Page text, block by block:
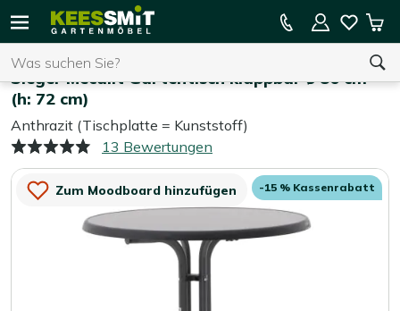
Sie haben keine Artikel in Ihrem Warenkorb.
15 % Kassenrabatt auf die gesamte Kollektion
Sieger Mecalit Gartentisch klappbar ø 86 cm
(h: 72 cm)
Anthrazit (Tischplatte = Kunststoff)
13 Bewertungen
Zum Moodboard hinzufügen -15 % Kassenrabatt